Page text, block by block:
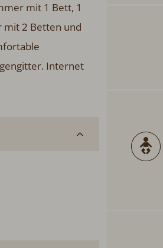
mit 1 Bett, 1
mit 2 Betten und
Internet